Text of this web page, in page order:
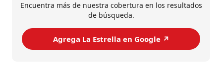
Encuentra más de nuestra cobertura en los resultados
de búsqueda.
Agrega La Estrella en Google ↗️